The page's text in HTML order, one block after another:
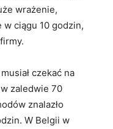
wrażenie,
ciągu 10 godzin,
czekać na
zaledwie 70
znalazło
W Belgii w